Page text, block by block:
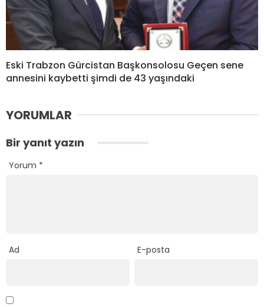
Eski Trabzon Gürcistan Başkonsolosu Geçen sene
annesini kaybetti şimdi de 43 yaşındaki
YORUMLAR
Bir yanıt yazın
Yorum *
Ad E-posta